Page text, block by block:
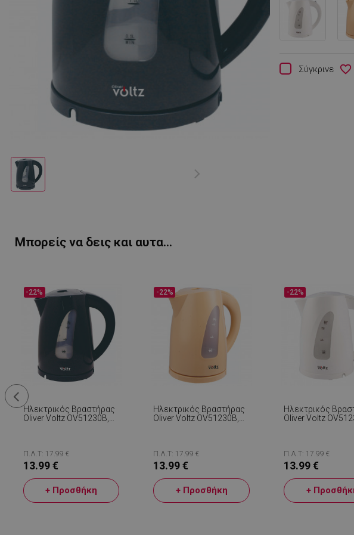
Σύγκρινε favorite_border
Μπορείς να δεις και αυτα...
Ηλεκτρικός Βραστήρας
Oliver Voltz OV51230B,
-22%
Π.Λ.Τ: 17.99 €
13.99 €
+ Προσθήκη
Ηλεκτρικός Βραστήρας
Oliver Voltz OV51230B,
-22%
Π.Λ.Τ: 17.99 €
13.99 €
+ Προσθήκη
Ηλεκτρικός
Oliver Voltz
Λευκό
-22%
Π.Λ.Τ: 17.99 €
13.99 €
+